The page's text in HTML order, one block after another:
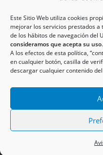
Este Sitio Web utiliza cookies
mejorar los servicios prestados
de los hábitos de navegación del
consideramos que acepta su uso.
A los efectos de esta política,
en cualquier botón, casilla de
descargar cualquier contenido
ZAL
Privacy Policy